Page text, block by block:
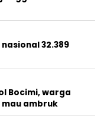
32.389
Bocimi, warga
mau ambruk